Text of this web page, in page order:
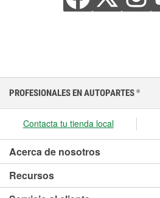
PROFESIONALES EN AUTOPARTES ®
Contacta tu tienda local
Acerca de nosotros
Recursos